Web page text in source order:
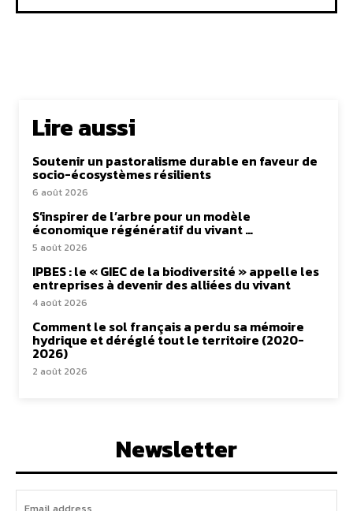
Lire aussi
Soutenir un pastoralisme durable en faveur de
socio-écosystèmes résilients
6 août 2026
S’inspirer de l’arbre pour un modèle
économique régénératif du vivant …
5 août 2026
IPBES : le « GIEC de la biodiversité » appelle les
entreprises à devenir des alliées du vivant
4 août 2026
Comment le sol français a perdu sa mémoire
hydrique et déréglé tout le territoire (2020-
2026)
2 août 2026
Newsletter